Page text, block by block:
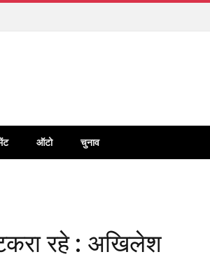
ऑटो चुनाव
रहे : अखिलेश